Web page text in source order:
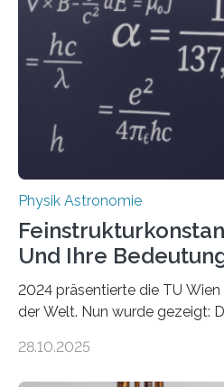
Physik Astronomie
Und Ihre
2024 präsentierte die TU
der Welt. Nun wurde gezeigt:
fundamentalen Physik
28.10.2025